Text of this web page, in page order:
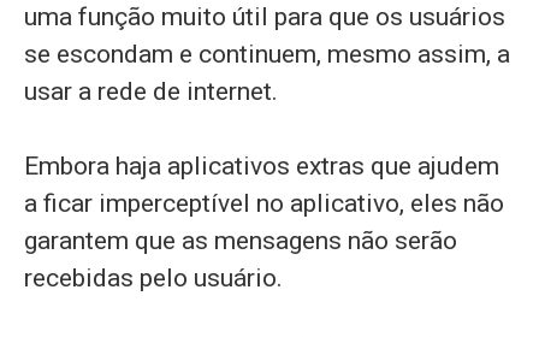
uma função muito útil para que os usuários
se escondam e continuem, mesmo assim, a
usar a rede de internet.
Embora haja aplicativos extras que ajudem
a ficar imperceptível no aplicativo, eles não
garantem que as mensagens não serão
recebidas pelo usuário.